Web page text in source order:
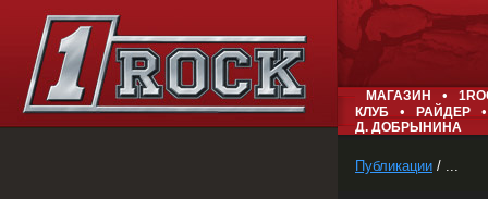
МАГАЗИН •
КЛУБ
• РАЙДЕР •
Д. ДОБРЫНИНА
Публикации / ...